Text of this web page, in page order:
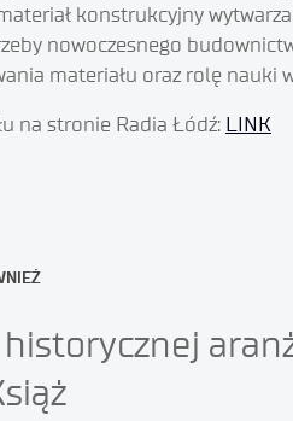
konstrukcyjny
nowoczesnego
materiału oraz rolę nauki
na stronie Radia Łódź: LINK